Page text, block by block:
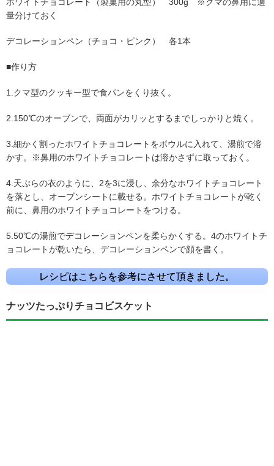
量分けておく
デコレーションペン（チョコ・ピンク） 各1本
■作り方
1.クマ型のクッキー型で食パンをくり抜く。
2.150℃のオーブンで、両面がカリッとするまでしっかりと焼く。
3.細かく割ったホワイトチョコレートをボウルに入れて、湯煎で溶
かす。※鼻用のホワイトチョコレートは溶かさずに取っておく。
4.天ぷらの衣のように、2を3に浸し、余分なホワイトチョコレート
を落とし、オーブンシートに載せる。ホワイトチョコレートが乾く
前に、鼻用のホワイトチョコレートをつける。
5.50℃の湯煎でデコレーションペンを柔らかくする。4のホワイトチ
ョコレートが乾いたら、デコレーションペンで顔を書く。
レシピはこちらを参考にさせて頂きました。
ナッツたっぷりチョコビスケット